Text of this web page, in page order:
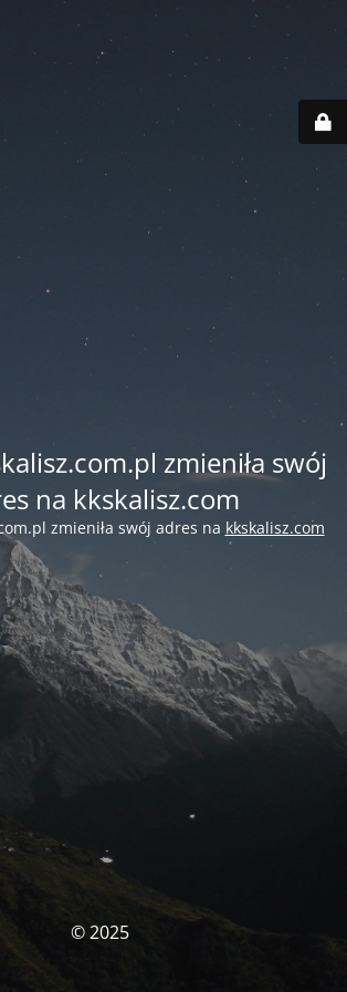
zmieniła swój
na kkskalisz.com
zmieniła swój adres na kkskalisz.com
© 2025